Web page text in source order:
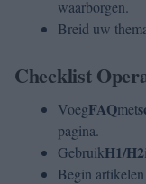
waarborgen.
Breid uw
Checklist
VoegFAQmet
pagina.
GebruikH1/H2
Begin